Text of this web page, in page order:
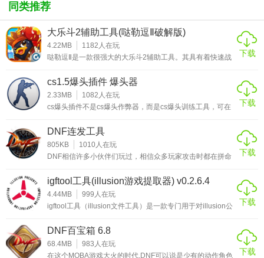
使用步骤：
1、解压出NBA 2K13 All-Star；
2、将文件覆盖掉游戏Saves目录。
PS：游戏目录路径，如下XP用户: C:Documents And
Settings[您的用户名，默认为Administrator]Application
Data2K SportsNBA 2K13Saves
Vista/Win 7用户: C:Users[默认为
Administrator]AppDataRoaming2K SportsNBA 2K13Saves
同类推荐
大乐斗2辅助工具(哒勒逗Ⅱ破解版)
v2016.4.10.2
4.22MB 1182 人在玩
哒勒逗Ⅱ是一款很强大的大乐斗2辅助工具。其具有着快速战
塔、自动功勋、社区冥修、师徒经验和帮派查询等强大功
能。哒勒逗Ⅱ新增和优化了许多功能，例如新增花帖跑地狱龙
宫功能，额外收费、修改技能设置界面和修正一键开宝箱
等。大乐斗2，又称大乐斗2，是腾讯公司推出的一款以QQ
下载
cs1.5爆头插件 爆头器
2.33MB 1082 人在玩
cs爆头插件不是cs爆头作弊器，而是cs爆头训练工具，可在
人，带有爆头训练插件 软件使用方法 1、把压缩包里的
cstrike文件内的东西复制到你的cstrike目录里面，覆盖即可
2.插件放到cs安装目录里面就能使用，如果打开爆头训练模
式，那么打击敌人其它身体部位都无效，只有爆头才
下载
DNF连发工具
805KB 1010人在玩
DNF相信许多小伙伴们玩过，相信众多玩家攻击时都在拼命
DNF连发程序，让我们的用户可以更轻松的体验游戏。软件
十分的小巧，功能却十分的强大吗让用户在打开软件后轻松
使用X键快速攻击，当然你也可以设置其他按键，向我们的
里鬼剑士就非常需要这款软件，那么赶紧下载体验DNF连发
下载
igftool工具(illusion游戏提取器) v0.2.6.4
4.44MB 999 人在玩
igftool工具（illusion文件工具）是一款专门用于对illusion公
喜欢玩日系游戏的人来说，illusion公司算得上是一个非常有
名的公司了，旗下包含了尾行、痴汉电车、欲望格斗、人工
少女和性感沙滩等等众多知名的作品，大家使用这个工具最
多用于去掉游戏中的马赛克。它能够支持illusion旗下所有游
下载
DNF百宝箱 6.8
68.4MB 983 人在玩
在这个MOBA游戏大火的时代,DNF可以说是少有的动作角色
下载